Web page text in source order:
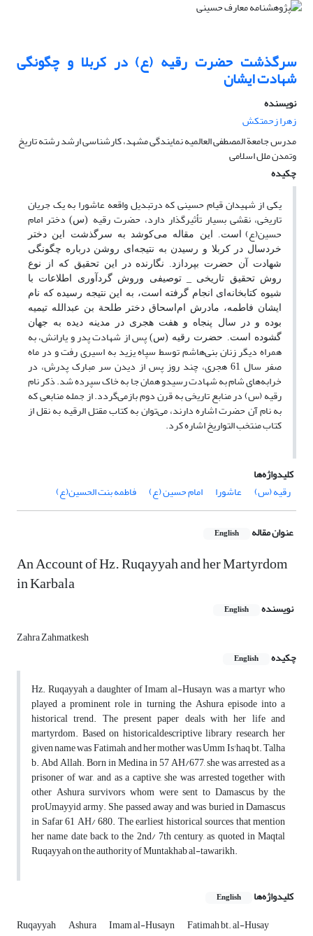
سرگذشت حضرت رقیه (ع) در کربلا و چگونگی
شهادت ایشان
نویسنده
زهرا زحمتکش
مدرس جامعة المصطفی العالمیه نمایندگی مشهد، کارشناسی ارشد رشته تاریخ
وتمدن ملل اسلامی
چکیده
یکی از شهیدان قیام حسینی که درتبدیل واقعه عاشورا به یک جریان
تاریخی، نقشی بسیار تأثیرگذار دارد، حضرت رقیه (س)دختر امام
حسین(ع)
است. این مقاله می‌کوشد به سرگذشت این دختر
خردسال در کربلا و رسیدن به نتیجه‌ای روشن درباره چگونگی
شهادت آن حضرت بپردازد. نگارنده در این تحقیق که از نوع
روش تحقیق تاریخی _ توصیفی وروش گردآوری اطلاعات با
شیوه کتابخانه‌ای انجام گرفته است، به این نتیجه رسیده که نام
ایشان فاطمه، مادرش ام‌اسحاق دختر طلحة بن عبدالله تیمیه
بوده و در سال پنجاه و هفت هجری در مدینه دیده به جهان
گشوده است. حضرت رقیه (س) پس از شهادت پدر و یارانش، به
همراه دیگر زنان بنی‌هاشم توسط سپاه یزید به اسیری رفت و در ماه
صفر سال 61 هجری، چند روز پس از دیدن سر مبارک پدرش، در
خرابه‌های شام به شهادت رسیدو همان جا به خاک سپرده ‌شد. ذکر نام
رقیه (س) در منابع تاریخی به قرن دوم بازمی‌گردد. از جمله منابعی که
به نام آن حضرت اشاره دارند، می‌توان به کتاب مقتل الرقیه به نقل از
کتاب منتخب التواریخ اشاره کرد.
کلیدواژه‌ها
رقیه (س)
عاشورا امام حسین (ع) فاطمه بنت الحسین(ع)
عنوان مقاله English
An Account of Hz. Ruqayyah and her Martyrdom
in Karbala
نویسنده English
Zahra Zahmatkesh
چکیده
English
Hz. Ruqayyah, a daughter of Imam al-Husayn, was a martyr who
played a prominent role in turning the Ashura episode into a
historical trend. The present paper deals with her life and
martyrdom. Based on historicaldescriptive library research, her
given name was Fatimah, and her mother was Umm Is'haq bt. Talha
b. Abd Allah. Born in Medina in 57 AH/677, she was arrested as a
prisoner of war, and as a captive, she was arrested together with
other Ashura survivors whom were sent to Damascus by the
proUmayyid army. She passed away and was buried in Damascus
in Safar 61 AH/ 680. The earliest historical sources that mention
her name date back to the 2nd/ 7th century, as quoted in Maqtal
Ruqayyah on the authority of Muntakhab al-tawarikh.
کلیدواژه‌ها English
Ruqayyah Ashura Imam al-Husayn Fatimah bt. al-Husay